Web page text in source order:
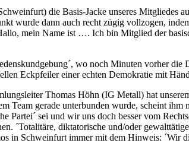
die Basis-Jacke unseres Mitgliedes
wurde dann auch recht zügig vollzogen,
mein Name ist …. Ich bin Mitglied der
wo noch Minuten vorher
Eckpfeiler einer echten Demokratie mit
Thomas Höhn (IG Metall) hat
Team gerade unterbunden wurde, scheint
Partei´ sei und wir uns doch besser vom
´Totalitäre, diktatorische und/oder
in Schweinfurt immer mit dem Hinweis: ´Wir